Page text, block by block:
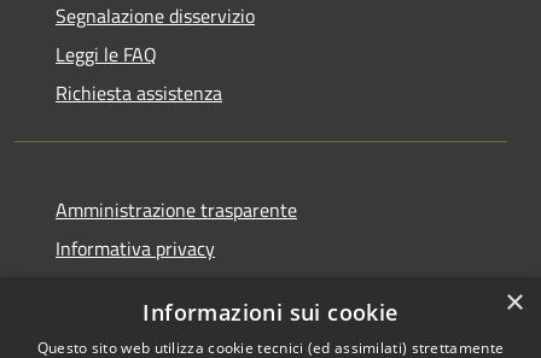
Segnalazione disservizio
Leggi le FAQ
Richiesta assistenza
Amministrazione trasparente
Informativa privacy
Dichiarazione di accessibilità
×
Informazioni sui cookie
Questo sito web utilizza cookie tecnici (ed assimilati) strettamente